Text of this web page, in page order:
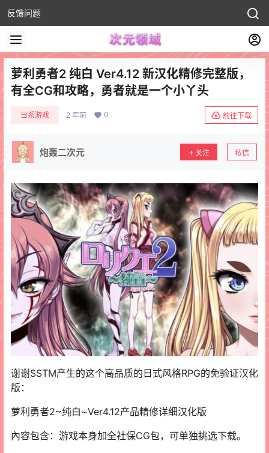
反馈问题
萝利勇者2 纯白 Ver4.12 新汉化精修完整版，
有全CG和攻略，勇者就是一个小丫头
日系游戏 2 年前 0 前往下载
炮轰二次元 关注 私信
谢谢SSTM产生的这个高品质的日式风格RPG的免验证汉化
版：
萝利勇者2~纯白~Ver4.12产品精修详细汉化版
內容包含：游戏本身加全社保CG包，可单独挑选下载。